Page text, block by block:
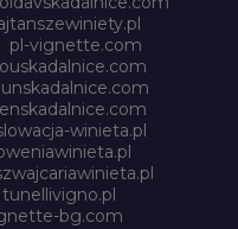
pl-vignette.com
winieta.pl
tunellivigno.pl
bg.com